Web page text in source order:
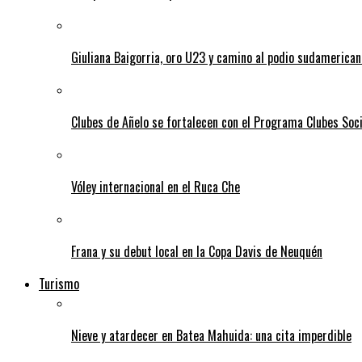
Giuliana Baigorria, oro U23 y camino al podio
Clubes de Añelo se fortalecen con el Programa Clubes
Vóley internacional en el Ruca Che
Frana y su debut local en la Copa Davis de Neuquén
Turismo
Nieve y atardecer en Batea Mahuida: una cita imperdible